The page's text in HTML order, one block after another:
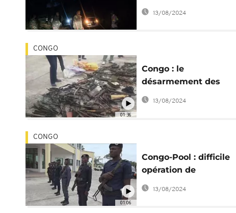
qu'avec ses ennemis"
autorités
13/08/2024
01:36
CONGO
Congo : le
désarmement des
ninjas en cours
13/08/2024
01:06
CONGO
Congo-Pool : difficile
opération de
désarmement
13/08/2024